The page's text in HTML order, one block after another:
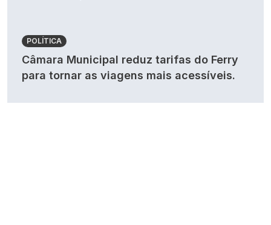
POLÍTICA
Câmara Municipal reduz tarifas do Ferry
para tornar as viagens mais acessíveis.